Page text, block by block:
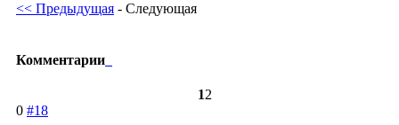
<< Предыдущая - Следующая
Комментарии
12
0 #18